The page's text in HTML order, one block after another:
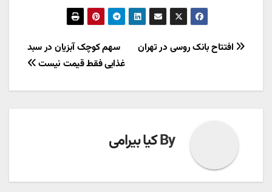
راهبری
سهم کوچک آبزیان در سبد
غذایی فقط قیمت نیست
افتتاح بانک روسی در تهران
Byکیا بیرامی